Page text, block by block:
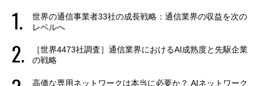
世界の通信事業者33社の成長戦略：通信業界の収益を次の
レベルへ
［世界4473社調査］通信業界におけるAI成熟度と先駆企業
の戦略
高価な専用ネットワークは本当に必要か？ AIネットワーク